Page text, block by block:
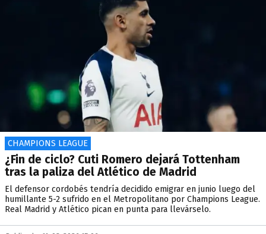
CHAMPIONS LEAGUE
¿Fin de ciclo? Cuti Romero dejará Tottenham
tras la paliza del Atlético de Madrid
El defensor cordobés tendría decidido emigrar en junio luego del
humillante 5-2 sufrido en el Metropolitano por Champions League.
Real Madrid y Atlético pican en punta para llevárselo.